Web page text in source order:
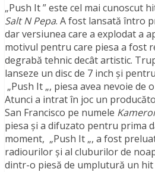
„Push It ” este cel mai cunoscut
Salt N Pepa. A fost lansată întro
dar versiunea care a explodat a
motivul pentru care piesa a fost
degrabă tehnic decât artistic.
lanseze un disc de 7 inch şi
„Push It „, piesa avea nevoie de
Atunci a intrat în joc un
San Francisco pe numele
piesa şi a difuzato pentru prima
moment, „Push It „, a fost
radiourilor şi al cluburilor de
dintr-o piesă de umplutură un